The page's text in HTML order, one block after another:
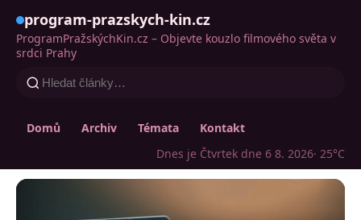
program-prazskych-kin.cz
ProgramPražskýchKin.cz – Objevte kouzlo filmového světa v
srdci Prahy
Domů Archiv Témata
Kontakt
Dnes je Čtvrtek dne 6 8. 2026· 25°C